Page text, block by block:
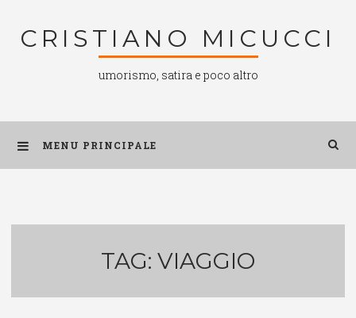
CRISTIANO MICUCCI
umorismo, satira e poco altro
MENU PRINCIPALE
TAG: VIAGGIO